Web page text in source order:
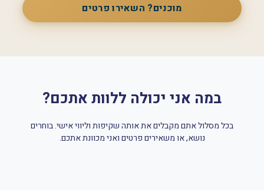
מוכנים? השאירו פרטים
במה אני יכולה ללוות אתכם?
בכל מסלול אתם מקבלים את אותה שקיפות וליווי אישי. בוחרים
נושא, או משאירים פרטים ואני מכוונת אתכם.